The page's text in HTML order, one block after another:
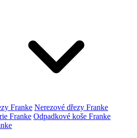
Franke Nerezové dřezy Franke
Franke Odpadkové koše Franke